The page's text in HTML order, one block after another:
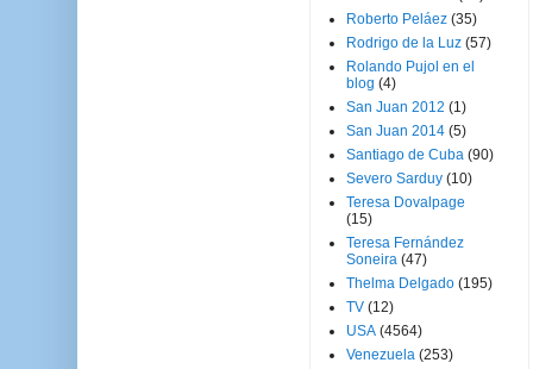
Roberto Peláez (35)
Rodrigo de la Luz (57)
Rolando Pujol en el
blog (4)
San Juan 2012 (1)
San Juan 2014 (5)
Santiago de Cuba (90)
Severo Sarduy (10)
Teresa Dovalpage
(15)
Teresa Fernández
Soneira (47)
Thelma Delgado (195)
TV (12)
USA (4564)
Venezuela (253)